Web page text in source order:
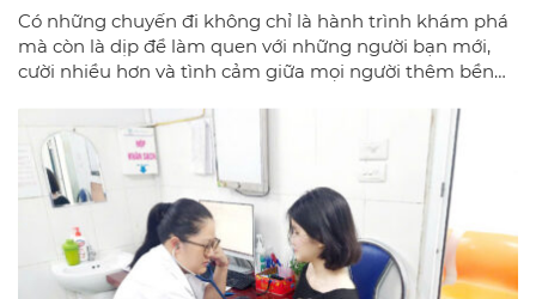
Có những chuyến đi không chỉ là hành trình khám phá
mà còn là dịp để làm quen với những người bạn mới,
cười nhiều hơn và tình cảm giữa mọi người thêm bền